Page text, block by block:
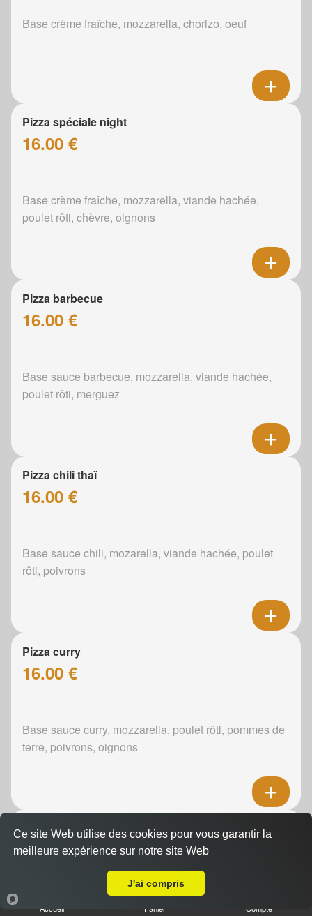
Base crème fraîche, mozzarella, chorizo, oeuf
Pizza spéciale night
16.00 €
Base crème fraîche, mozzarella, viande hachée,
poulet rôti, chèvre, oignons
Pizza barbecue
16.00 €
Base sauce barbecue, mozzarella, viande hachée,
poulet rôti, merguez
Pizza chili thaï
16.00 €
Base sauce chili, mozarella, viande hachée, poulet
rôti, poivrons
Pizza curry
16.00 €
Base sauce curry, mozzarella, poulet rôti, pommes de
terre, poivrons, oignons
Pizza boursin
16.00 €
Boursin, mozzarella, poulet rôti, pommes de terre,
Accueil Panier Compte
Ce site Web utilise des cookies pour vous garantir la
meilleure expérience sur notre site Web
J'ai compris